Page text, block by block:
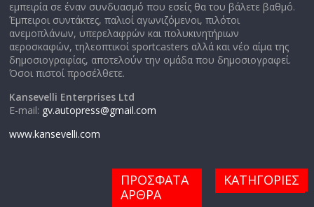
εμπειρία σε έναν συνδυασμό που εσείς θα του βάλετε βαθμό.
Έμπειροι συντάκτες, παλιοί αγωνιζόμενοι, πιλότοι
ανεμοπλάνων, υπερελαφρών και πολυκινητήριων
αεροσκαφών, τηλεοπτικοί sportcasters αλλά και νέο αίμα της
δημοσιογραφίας, αποτελούν την ομάδα που δημοσιογραφεί.
Όσοι πιστοί προσέλθετε.
Kansevelli Enterprises Ltd
E-mail: gv.autopress@gmail.com
www.kansevelli.com
ΠΡΟΣΦΑΤΑ
ΑΡΘΡΑ
ΚΑΤΗΓΟΡΙΕΣ